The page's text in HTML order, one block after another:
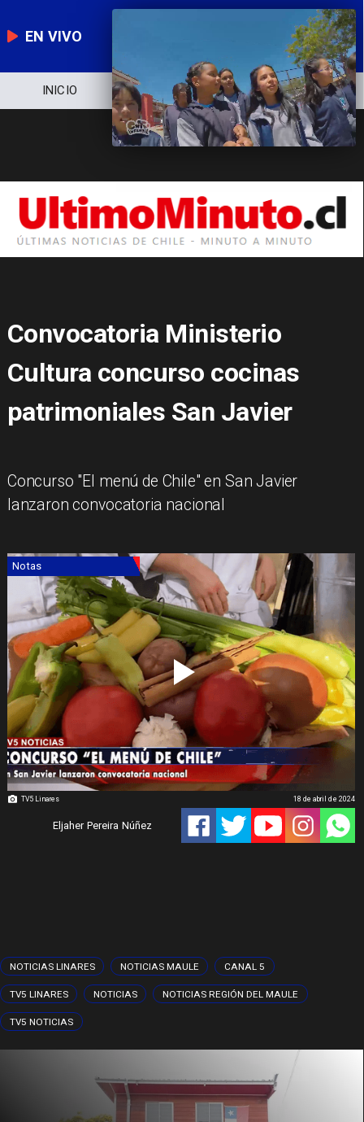
EN VIVO
NOTICIERO POLÍTICA ECONOMÍA
Convocatoria Ministerio
Cultura concurso cocinas
patrimoniales San Javier
​Concurso "El menú de Chile" en San Javier
lanzaron convocatoria nacional
TV5 Linares
Notas
Eljaher Pereira Núñez
18 de abril de 2024
NOTICIAS LINARES NOTICIAS MAULE CANAL 5
TV5 LINARES NOTICIAS NOTICIAS REGIÓN DEL MAULE
TV5 NOTICIAS